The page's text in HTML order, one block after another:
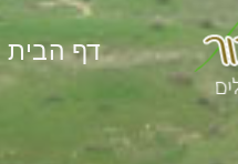
דף הבית